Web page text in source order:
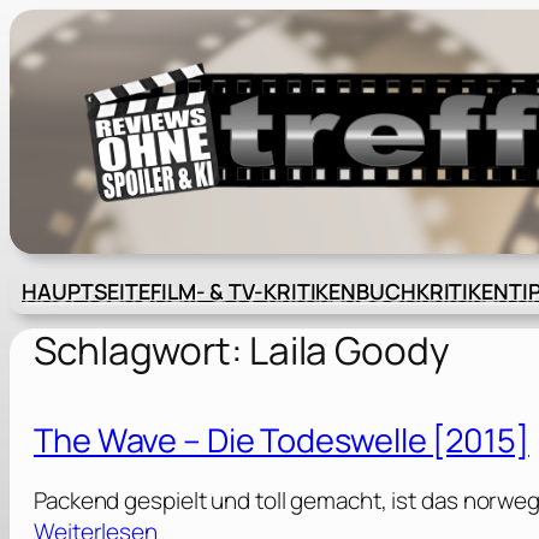
Zum
Inhalt
springen
HAUPTSEITEFILM- & TV-KRITIKENBUCHKRITIKEN
Schlagwort: Laila Goody
The Wave – Die Todeswelle [2015]
Packend gespielt und toll gemacht, ist das
Weiterlesen: